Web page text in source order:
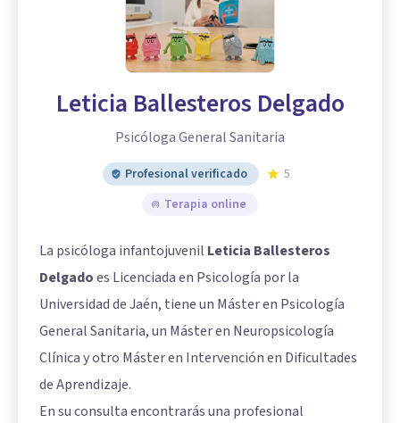
Leticia Ballesteros Delgado
Psicóloga General Sanitaria
Profesional verificado
5
Terapia online
La psicóloga infantojuvenil Leticia Ballesteros
Delgadoes Licenciada en Psicología por la
Universidad de Jaén, tiene un Máster en Psicología
General Sanitaria, un Máster en Neuropsicología
Clínica y otro Máster en Intervención en Dificultades
de Aprendizaje.
En su consulta encontrarás una profesional